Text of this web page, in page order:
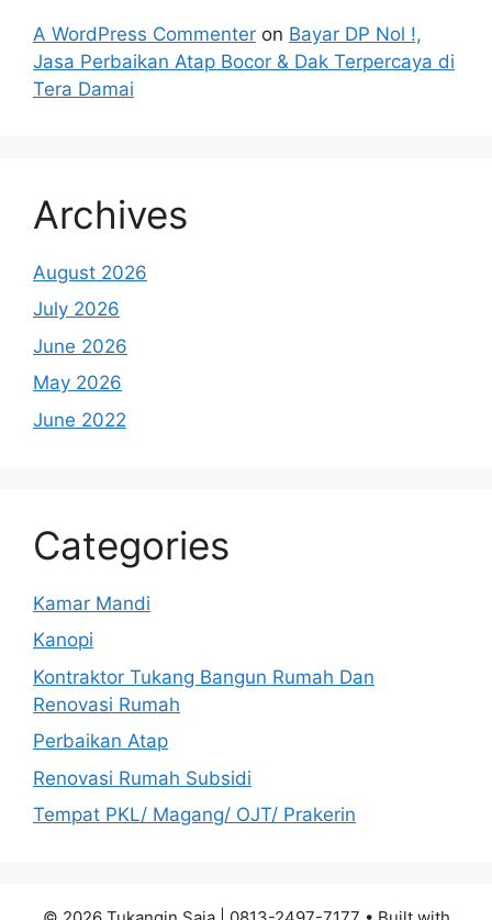
A WordPress Commenter on Bayar DP Nol !,
Jasa Perbaikan Atap Bocor & Dak Terpercaya di
Tera Damai
Archives
August 2026
July 2026
June 2026
May 2026
June 2022
Categories
Kamar Mandi
Kanopi
Kontraktor Tukang Bangun Rumah Dan
Renovasi Rumah
Perbaikan Atap
Renovasi Rumah Subsidi
Tempat PKL/ Magang/ OJT/ Prakerin